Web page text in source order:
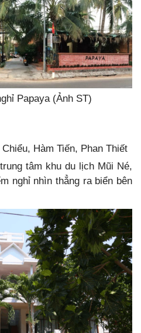
Papaya (Ảnh ST)
Hàm Tiến, Phan Thiết
tâm khu du lịch Mũi Né,
nghỉ nhìn thẳng ra biển bên